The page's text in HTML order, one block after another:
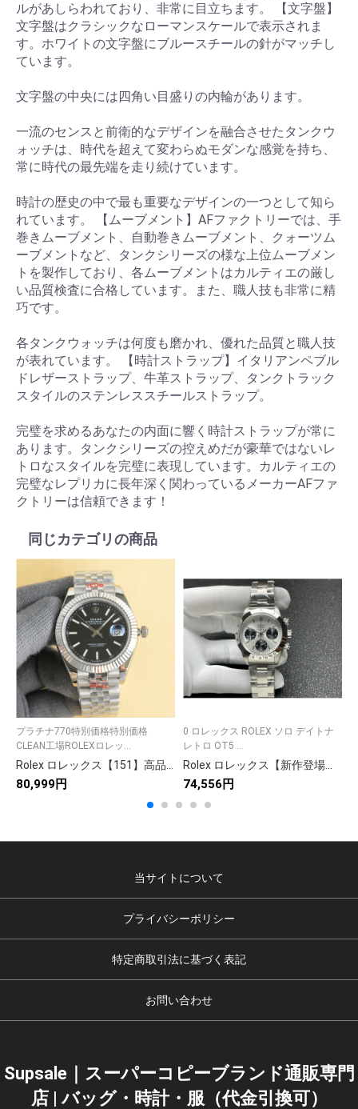
ルがあしらわれており、非常に目立ちます。 【文字盤】
文字盤はクラシックなローマンスケールで表示されま
す。ホワイトの文字盤にブルースチールの針がマッチし
ています。
文字盤の中央には四角い目盛りの内輪があります。
一流のセンスと前衛的なデザインを融合させたタンクウ
ォッチは、時代を超えて変わらぬモダンな感覚を持ち、
常に時代の最先端を走り続けています。
時計の歴史の中で最も重要なデザインの一つとして知ら
れています。 【ムーブメント】AFファクトリーでは、手
巻きムーブメント、自動巻きムーブメント、クォーツム
ーブメントなど、タンクシリーズの様な上位ムーブメン
トを製作しており、各ムーブメントはカルティエの厳し
い品質検査に合格しています。また、職人技も非常に精
巧です。
各タンクウォッチは何度も磨かれ、優れた品質と職人技
が表れています。 【時計ストラップ】イタリアンペブル
ドレザーストラップ、牛革ストラップ、タンクトラック
スタイルのステンレススチールストラップ。
完璧を求めるあなたの内面に響く時計ストラップが常に
あります。タンクシリーズの控えめだが豪華ではないレ
トロなスタイルを完璧に表現しています。カルティエの
完璧なレプリカに長年深く関わっているメーカーAFファ
クトリーは信頼できます！
同じカテゴリの商品
プラチナ770特別価格特別価格
CLEAN工場ROLEXロレッ...
80,999円
0 ロレックス ROLEX ソロ デイトナ
レトロ OT5 ...
74,556円
当サイトについて
プライバシーポリシー
特定商取引法に基づく表記
お問い合わせ
Supsale｜スーパーコピーブランド通販専門
店 | バッグ・時計・服（代金引換可）